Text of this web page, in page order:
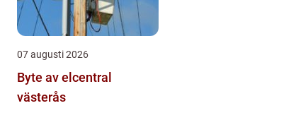
07 augusti 2026
Byte av elcentral
västerås